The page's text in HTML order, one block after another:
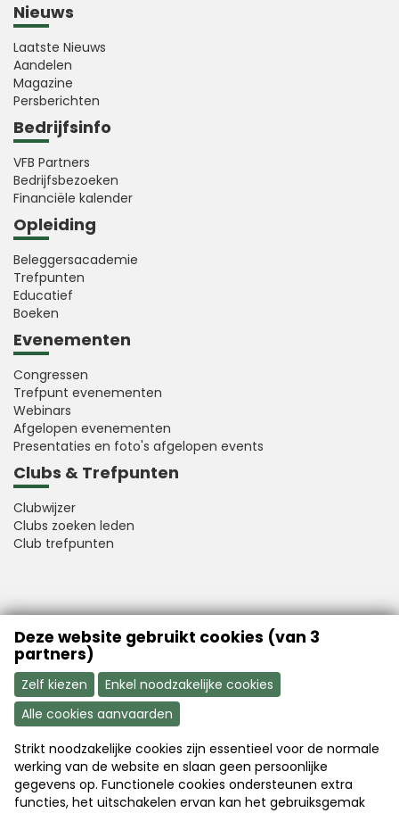
Nieuws
Laatste Nieuws
Aandelen
Magazine
Persberichten
Bedrijfsinfo
VFB Partners
Bedrijfsbezoeken
Financiële kalender
Opleiding
Beleggersacademie
Trefpunten
Educatief
Boeken
Evenementen
Congressen
Trefpunt evenementen
Webinars
Afgelopen evenementen
Presentaties en foto's afgelopen events
Clubs & Trefpunten
Clubwijzer
Clubs zoeken leden
Club trefpunten
VFB is a member of Better Finance
Aanmelden Word nu lid
Deze website gebruikt cookies (van 3
partners)
Zelf kiezen
Enkel noodzakelijke cookies
Alle cookies aanvaarden
Strikt noodzakelijke cookies zijn essentieel voor de normale
werking van de website en slaan geen persoonlijke
gegevens op. Functionele cookies ondersteunen extra
functies, het uitschakelen ervan kan het gebruiksgemak